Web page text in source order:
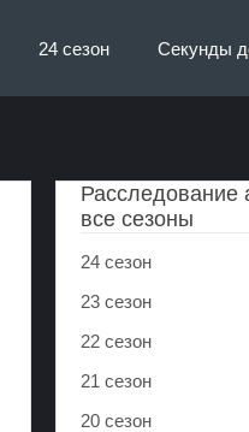
24 сезон Секунды
Расследование
все сезоны
24 сезон
23 сезон
22 сезон
21 сезон
20 сезон